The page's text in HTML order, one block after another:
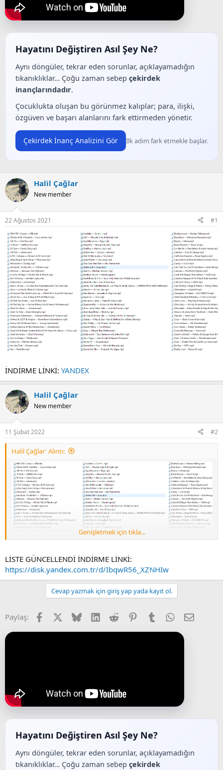
l
a
n
t
a
h
i
Hayatını Değiştiren Asıl Şey Ne?
Aynı döngüler, tekrar eden sorunlar, açıklayamadığın
tıkanıklıklar… Çoğu zaman sebep çekirdek
inançlarındadır.
Çocuklukta oluşan bu görünmez kalıplar; para, ilişki,
özgüven ve başarı alanlarını fark ettirmeden yönetir.
Çekirdek İnanç Analizini Gör İlk adım fark etmekle başlar.
Halil Çağlar
New member
22 Ağustos 2021 #1
İNDİRME LİNKİ: YANDEX
Halil Çağlar
New member
11 Şubat 2022 #2
Halil Çağlar' Alıntı:
İNDİRME LİNKİ:YANDEX
Genişletmek için tıkla...
LİSTE GÜNCELLENDİ İNDİRME LİNKİ:
https://disk.yandex.com.tr/d/IbqwR56_XZNHIw
Cevap yazmak için giriş yap yada kayıt ol.
Paylaş: FacebookX (Twitter)
BlueskyLinkedInReddit PinterestTumblr WhatsApp
E-posta
Hayatını Değiştiren Asıl Şey Ne?
Aynı döngüler, tekrar eden sorunlar, açıklayamadığın
tıkanıklıklar… Çoğu zaman sebep çekirdek